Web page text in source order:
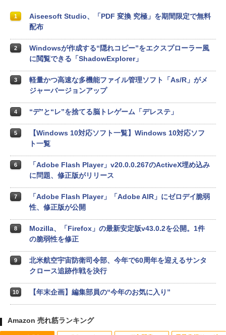
1
Aiseesoft Studio、「PDF 変換 究極」を期間限定で無料
配布
2
Windowsが作成する“隠れコピー”をエクスプローラー風
に閲覧できる「ShadowExplorer」
3
軽量かつ高速な多機能ファイル管理ソフト「As/R」がメ
ジャーバージョンアップ
4 “デ”と“レ”を捨てる脳トレゲーム「デレステ」
5
【Windows 10対応ソフト一覧】Windows 10対応ソフ
ト一覧
6
「Adobe Flash Player」v20.0.0.267のActiveX埋め込み
に問題、修正版がリリース
7
「Adobe Flash Player」「Adobe AIR」にゼロデイ脆弱
性、修正版が公開
8
Mozilla、「Firefox」の最新安定版v43.0.2を公開。1件
の脆弱性を修正
9
北米航空宇宙防衛司令部、今年で60周年を迎えるサンタ
クロース追跡作戦を決行
10 【年末企画】編集部員の“今年のお気に入り”
Amazon 売れ筋ランキング